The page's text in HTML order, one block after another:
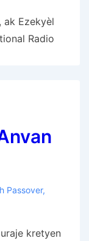
ak Ezekyèl
Radio
Passover,
kretyen